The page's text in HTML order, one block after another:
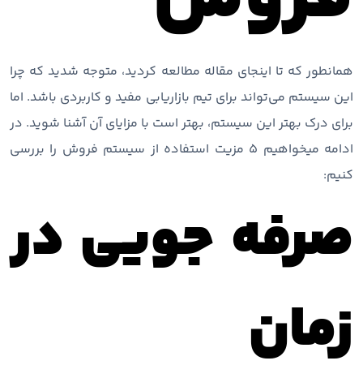
همانطور که تا اینجای مقاله مطالعه کردید، متوجه شدید که چرا
این سیستم می‌تواند برای تیم بازاریابی مفید و کاربردی باشد. اما
برای درک بهتر این سیستم، بهتر است با مزایای آن آشنا شوید. در
ادامه میخواهیم 5 مزیت استفاده از سیستم فروش را بررسی
کنیم:
صرفه جویی در
زمان